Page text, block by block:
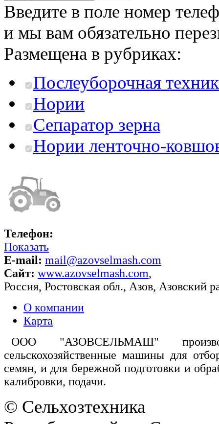
Введите в поле номер
и мы вам обязательно
Размещена в рубриках:
Послеуборочная
Нории
Сепаратор зерна
Нории ленточно-
Телефон:
Показать
E-mail: mail@azovselmash.com
Сайт: www.azovselmash.com,
Россия, Ростовская обл., Азов, Азовский
О компании
Карта
ООО "АЗОВСЕЛЬМАШ"
сельскохозяйственные машины для
семян, и для бережной подготовки и
калибровки, подачи.
© Сельхозтехника